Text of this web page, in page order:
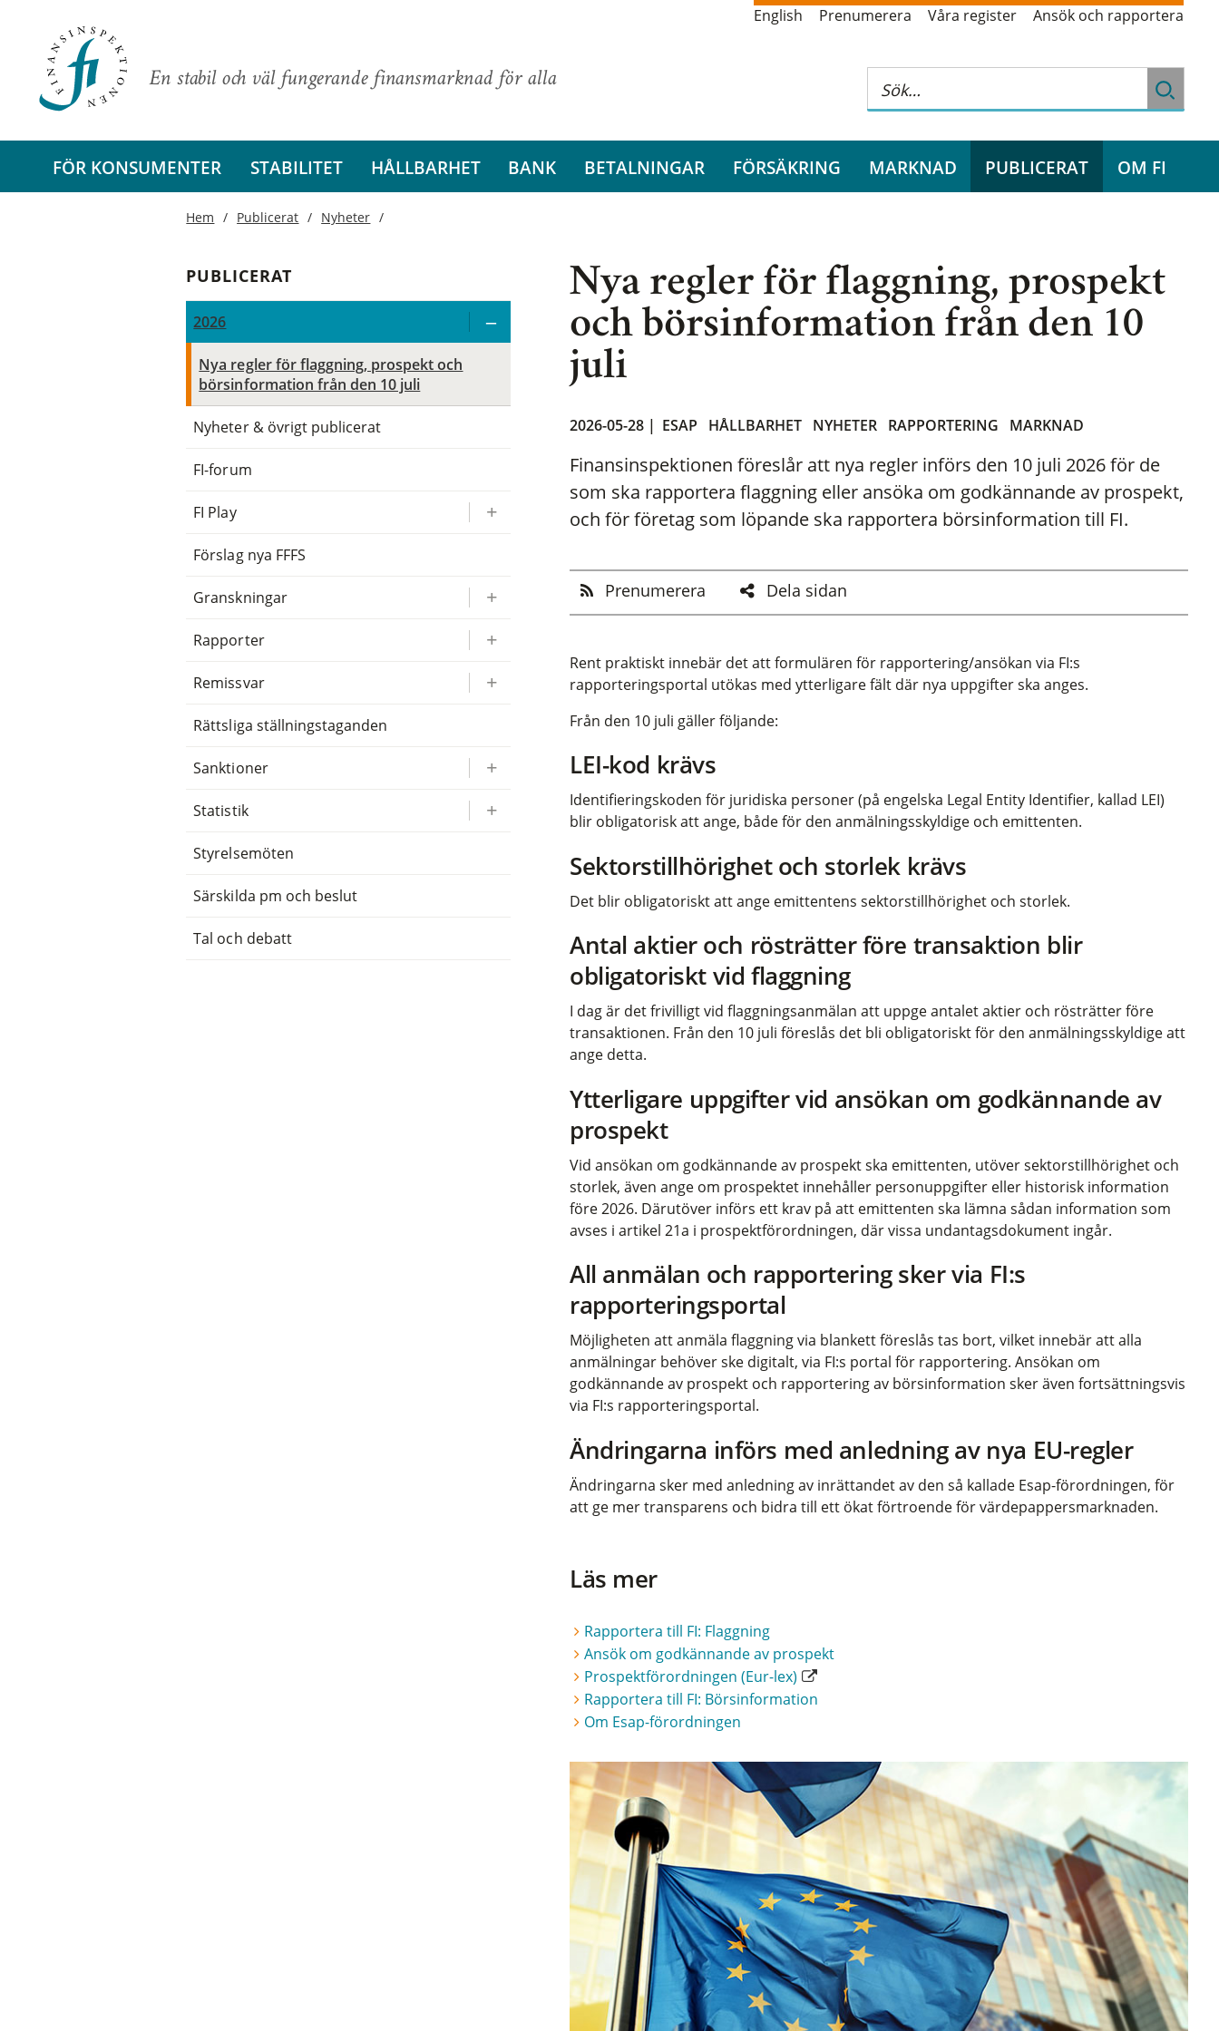
En stabil och väl fungerande finansmarknad för alla
English Prenumerera Våra register Ansök och rapportera
FÖR KONSUMENTER STABILITET HÅLLBARHET BANK BETALNINGAR FÖRSÄKRING MARKNAD PUBLICERAT OM FI
Nya regler för flaggning, prospekt
och börsinformation från den 10
juli
2026-05-28 | ESAP HÅLLBARHET NYHETER RAPPORTERING MARKNAD
Finansinspektionen föreslår att nya regler införs den 10 juli 2026 för de
som ska rapportera flaggning eller ansöka om godkännande av prospekt,
och för företag som löpande ska rapportera börsinformation till FI.
Prenumerera Dela sidan
Rent praktiskt innebär det att formulären för rapportering/ansökan via FI:s
rapporteringsportal utökas med ytterligare fält där nya uppgifter ska anges.
Från den 10 juli gäller följande:
LEI-kod krävs
Identifieringskoden för juridiska personer (på engelska Legal Entity Identifier, kallad LEI)
blir obligatorisk att ange, både för den anmälningsskyldige och emittenten.
Sektorstillhörighet och storlek krävs
Det blir obligatoriskt att ange emittentens sektorstillhörighet och storlek.
Antal aktier och rösträtter före transaktion blir
obligatoriskt vid flaggning
I dag är det frivilligt vid flaggningsanmälan att uppge antalet aktier och rösträtter före
transaktionen. Från den 10 juli föreslås det bli obligatoriskt för den anmälningsskyldige att
ange detta.
Ytterligare uppgifter vid ansökan om godkännande av
prospekt
Vid ansökan om godkännande av prospekt ska emittenten, utöver sektorstillhörighet och
storlek, även ange om prospektet innehåller personuppgifter eller historisk information
före 2026. Därutöver införs ett krav på att emittenten ska lämna sådan information som
avses i artikel 21a i prospektförordningen, där vissa undantagsdokument ingår.
All anmälan och rapportering sker via FI:s
rapporteringsportal
Möjligheten att anmäla flaggning via blankett föreslås tas bort, vilket innebär att alla
anmälningar behöver ske digitalt, via FI:s portal för rapportering. Ansökan om
godkännande av prospekt och rapportering av börsinformation sker även fortsättningsvis
via FI:s rapporteringsportal.
Ändringarna införs med anledning av nya EU-regler
Ändringarna sker med anledning av inrättandet av den så kallade Esap-förordningen, för
att ge mer transparens och bidra till ett ökat förtroende för värdepappersmarknaden.
Läs mer
Rapportera till FI: Flaggning
Ansök om godkännande av prospekt
Prospektförordningen (Eur-lex)
Rapportera till FI: Börsinformation
Om Esap-förordningen
Hem Publicerat Nyheter
PUBLICERAT
2026
Nya regler för flaggning, prospekt och
börsinformation från den 10 juli
Nyheter & övrigt publicerat
FI-forum
FI Play
Förslag nya FFFS
Granskningar
Rapporter
Remissvar
Rättsliga ställningstaganden
Sanktioner
Statistik
Styrelsemöten
Särskilda pm och beslut
Tal och debatt